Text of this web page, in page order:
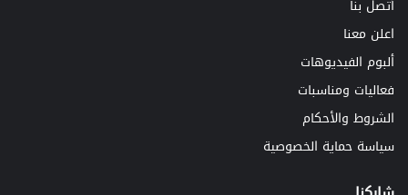
أتصل بنا
اعلن معنا
ألبوم الفيديوهات
فعاليات ومناسبات
الشروط والأحكام
سياسة حماية الخصوصية